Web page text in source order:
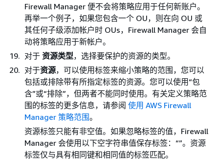
Firewall Manager 便不会将策略应用于任何新账户。
再举一个例子，如果您包含一个 OU，则在向 OU 或
其任何子级添加帐户时 OUs，Firewall Manager 会自
动将策略应用于新帐户。
对于 资源类型，选择要保护的资源的类型。
对于资源，可以使用标签来缩小策略的范围，您可以
包括或排除带有所指定标签的资源。您可以使用“包
含”或“排除”，但两者不能同时使用。有关定义策略范
围的标签的更多信息，请参阅 使用 AWS Firewall
Manager 策略范围。
资源标签只能有非空值。如果忽略标签的值，Firewall
Manager 会使用以下空字符串值保存标签：“”。资源
标签仅与具有相同键和相同值的标签匹配。